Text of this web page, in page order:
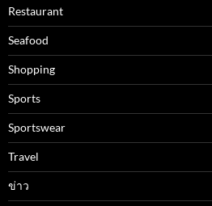
Restaurant
Seafood
Shopping
Sports
Sportswear
Travel
ข่าว